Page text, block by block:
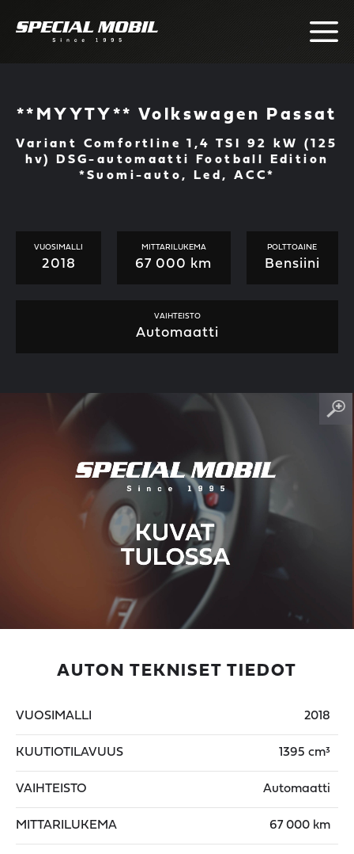
**MYYTY** Volkswagen Passat
Variant Comfortline 1,4 TSI 92 kW (125
hv) DSG-automaatti Football Edition
*Suomi-auto, Led, ACC*
VUOSIMALLI
2018
MITTARILUKEMA
67 000 km
POLTTOAINE
Bensiini
VAIHTEISTO
Automaatti
AUTON TEKNISET TIEDOT
VUOSIMALLI 2018
KUUTIOTILAVUUS 1395 cm³
VAIHTEISTO Automaatti
MITTARILUKEMA 67 000 km